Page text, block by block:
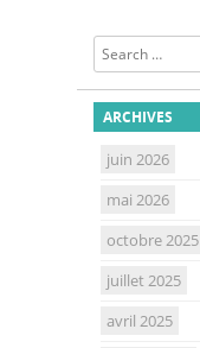
Search
ARCHIVES
juin 2026
mai 2026
octobre 2025
juillet 2025
avril 2025